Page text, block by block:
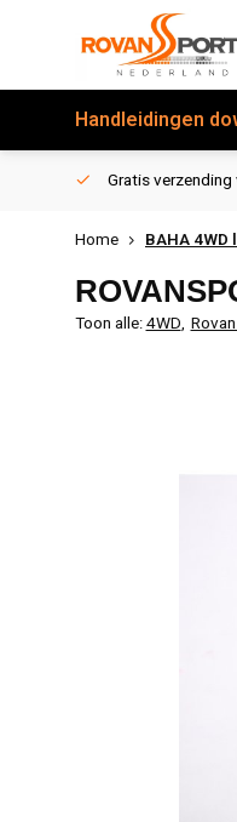
Handleidingen
Gratis
Home BAHA
Toon alle:4WD,